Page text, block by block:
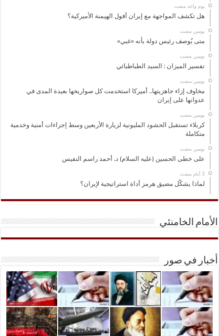
‏يوم واحد مضت
هل تكشف المواجهة مع إيران أفول الهيمنة الأميركية؟
‏يومين مضت
متى يُوصف رئيس دولة بأنه «غبي»
‏يومين مضت
تفسير الميزان : السيد الطباطبائي
‏يومين مضت
مخاوف إزاء جاهزيتها.. أميركا استخدمت كل صواريخها بعيدة المدى في
عدوانها على إيران
‏يومين مضت
كربلاء تستقبل الحشود المليونية لزيارة الأربعين وسط إجراءات أمنية وخدمية
متكاملة
‏يومين مضت
على خطى الحسين (عليه السلام) د. أحمد راسم النفيس
لماذا يشكّل مضيق هرمز أداة استراتيجية لإيران؟
الأمام الخامنئي
أخبار في صور